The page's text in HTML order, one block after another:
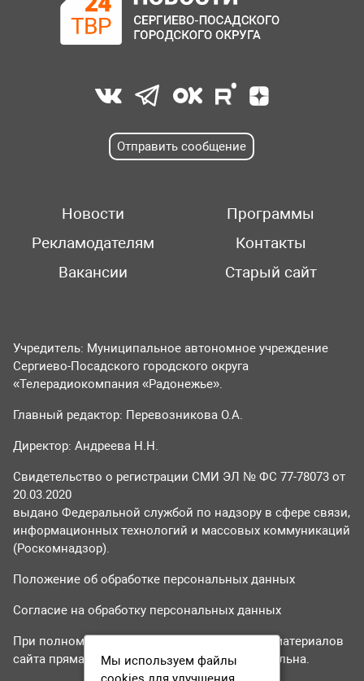
Отправить сообщение
Новости
Программы
Рекламодателям
Контакты
Вакансии
Старый сайт
Учредитель: Муниципальное автономное учреждение
Сергиево-Посадского городского округа
«Телерадиокомпания «Радонежье».
Главный редактор: Перевозникова О.А.
Директор: Андреева Н.Н.
Свидетельство о регистрации СМИ ЭЛ № ФС 77-78073 от
20.03.2020
выдано Федеральной службой по надзору в сфере связи,
информационных технологий и массовых коммуникаций
(Роскомнадзор).
Положение об обработке персональных данных
Согласие на обработку персональных данных
При полном или частичном использовании материалов
сайта прямая гиперссылка на tvr24.tv обязательна.
Мы используем файлы